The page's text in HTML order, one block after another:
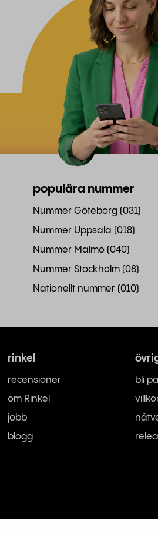
populära nummer
Nummer Göteborg (031)
Nummer Uppsala (018)
Nummer Malmö (040)
Nummer Stockholm (08)
Nationellt nummer (010)
rinkel
recensioner
om Rinkel
jobb
blogg
bli